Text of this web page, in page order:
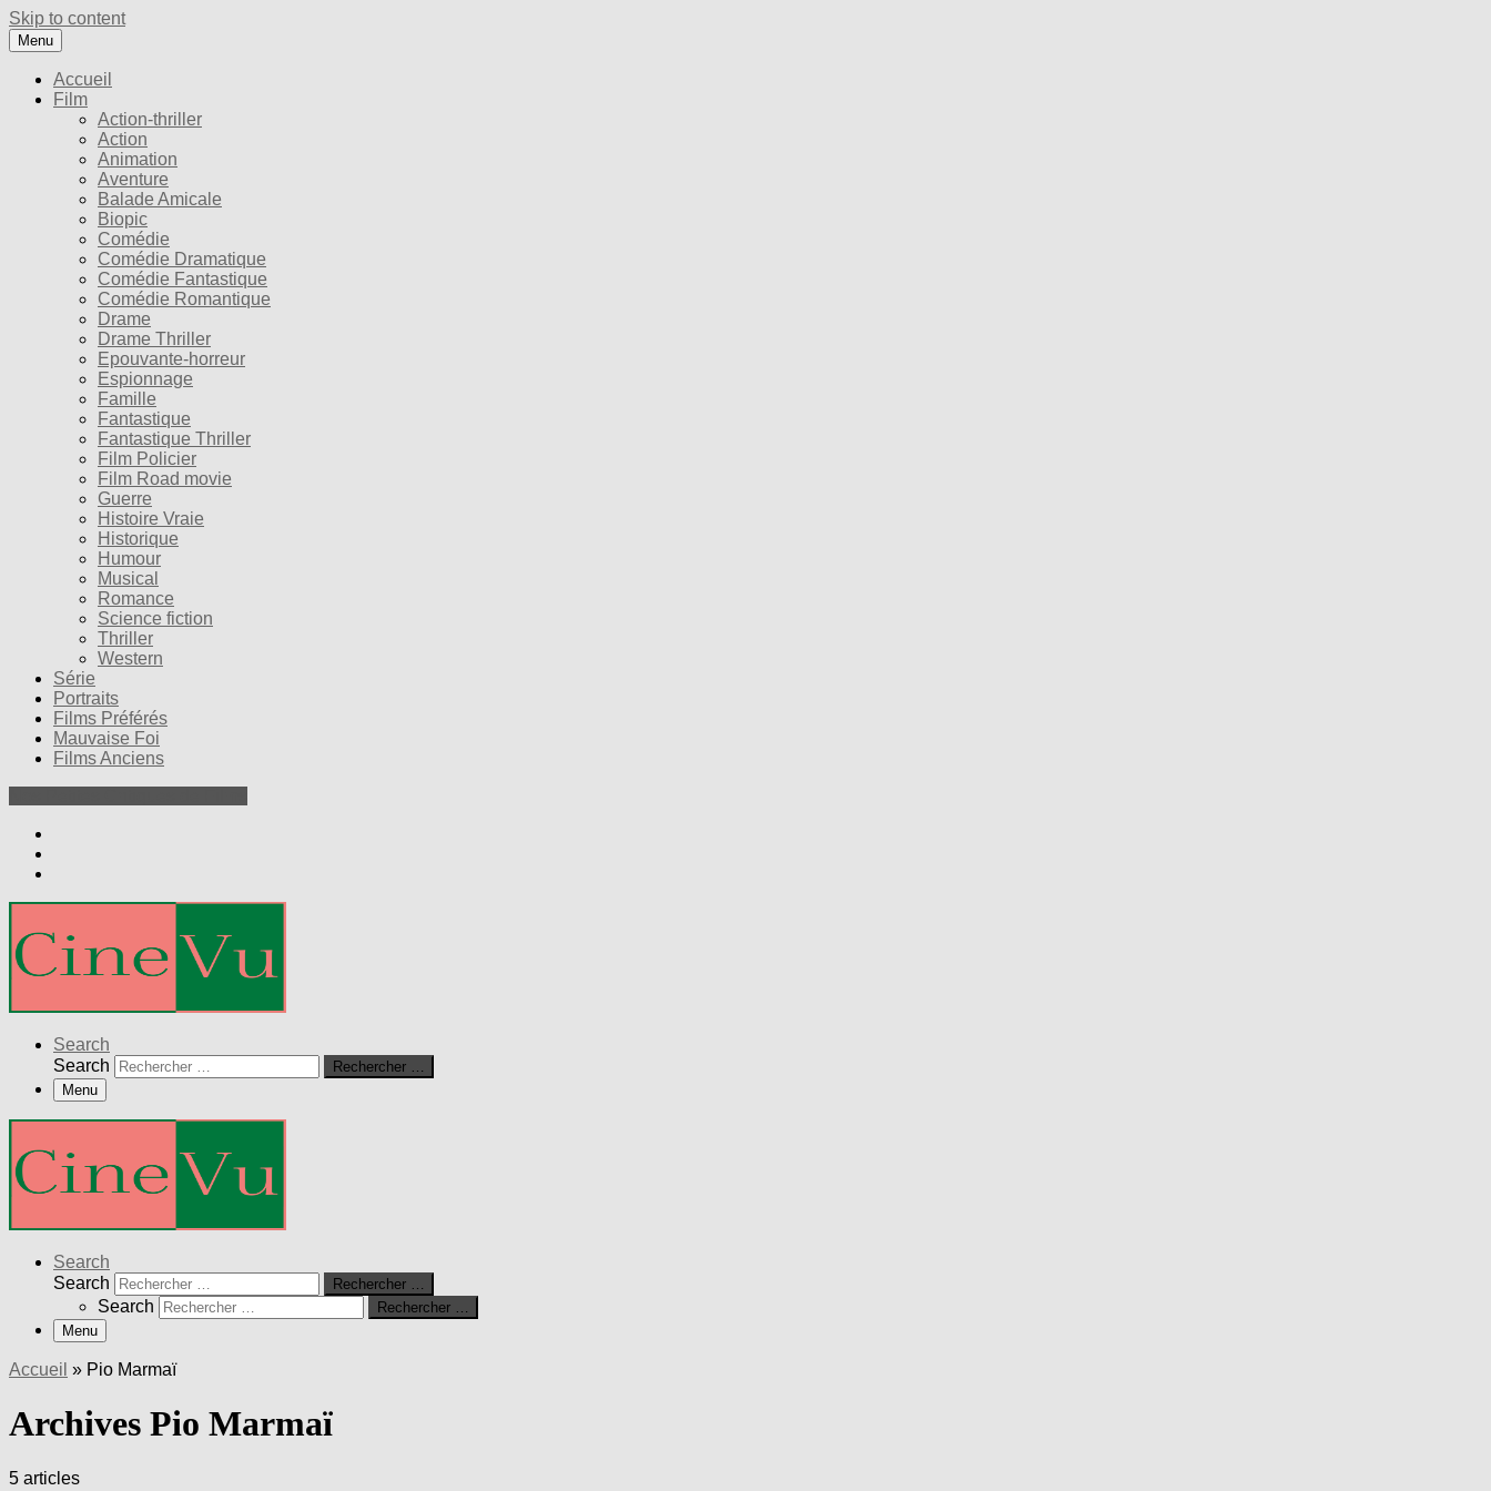
Skip to content
Menu
Accueil
Film
Action-thriller
Action
Animation
Aventure
Balade Amicale
Biopic
Comédie
Comédie Dramatique
Comédie Fantastique
Comédie Romantique
Drame
Drame Thriller
Epouvante-horreur
Espionnage
Famille
Fantastique
Fantastique Thriller
Film Policier
Film Road movie
Guerre
Histoire Vraie
Historique
Humour
Musical
Romance
Science fiction
Thriller
Western
Série
Portraits
Films Préférés
Mauvaise Foi
Films Anciens
Search
Search
Rechercher …
Menu
Search
Search
Rechercher …
Search
Rechercher …
Menu
Accueil » Pio Marmaï
Archives Pio Marmaï
5 articles